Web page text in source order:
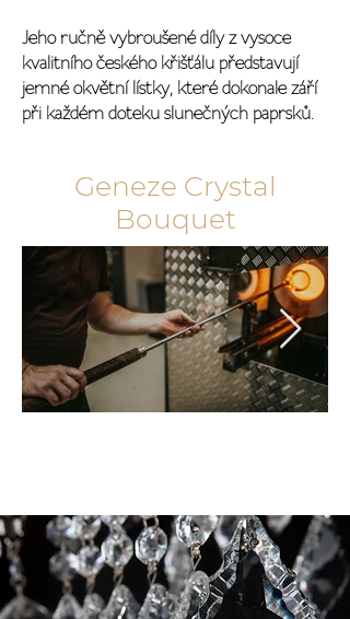
Jeho ručně vybroušené díly z vysoce
kvalitního českého křišťálu představují
jemné okvětní lístky, které dokonale září
při každém doteku slunečných paprsků.
Geneze Crystal
Bouquet